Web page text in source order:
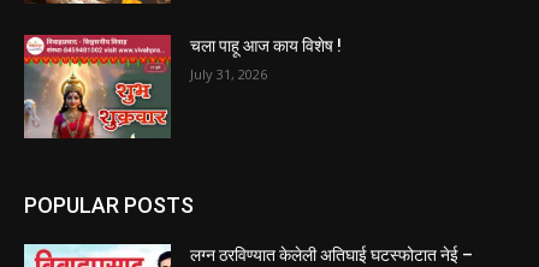
चला पाहू आज काय विशेष !
July 31, 2026
POPULAR POSTS
लग्न ठरविण्यात केलेली अतिघाई घटस्फोटात नेई –